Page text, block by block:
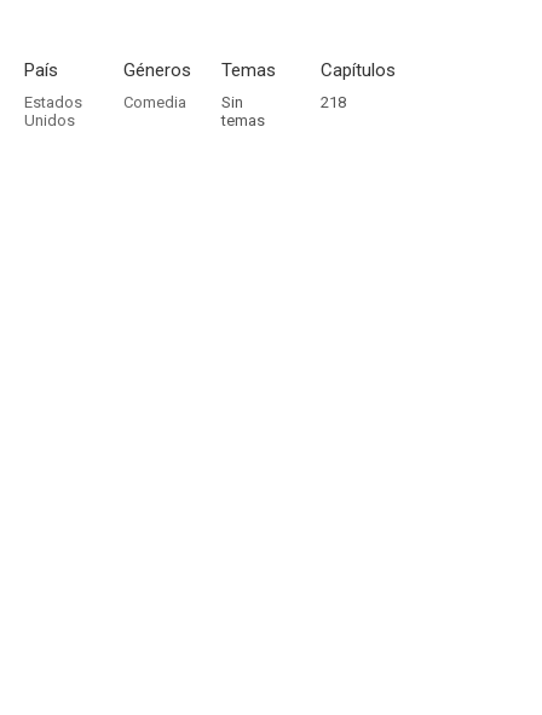
País
Estados
Unidos
Géneros
Comedia
Temas
Sin
temas
Capítulos
218